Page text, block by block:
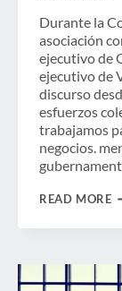
Durante la
asociación
ejecutivo de
ejecutivo de
discurso
esfuerzos
trabajamos
negocios.
READ MORE